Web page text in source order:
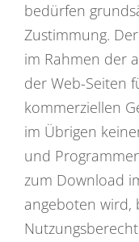
bedürfen
Zustimmung.
im Rahmen der
der Web-Seiten
kommerziellen
im Übrigen
und
zum Download
angeboten wird,